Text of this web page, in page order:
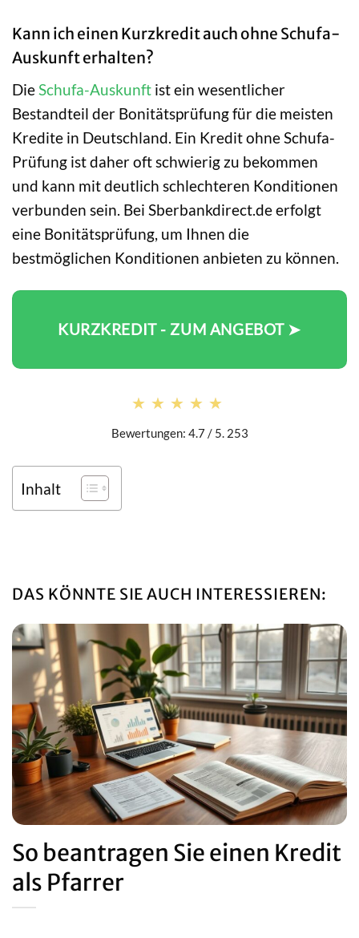
Kann ich einen Kurzkredit auch ohne Schufa-
Auskunft erhalten?
DieSchufa-Auskunft ist ein wesentlicher
Bestandteil der Bonitätsprüfung für die meisten
Kredite in Deutschland. Ein Kredit ohne Schufa-
Prüfung ist daher oft schwierig zu bekommen
und kann mit deutlich schlechteren Konditionen
verbunden sein. Bei Sberbankdirect.de erfolgt
eine Bonitätsprüfung, um Ihnen die
bestmöglichen Konditionen anbieten zu können.
KURZKREDIT - ZUM ANGEBOT ➤
★★★★★
★★★★★
Bewertungen: 4.7 / 5. 253
Inhalt
DAS KÖNNTE SIE AUCH INTERESSIEREN:
So beantragen Sie einen Kredit
als Pfarrer